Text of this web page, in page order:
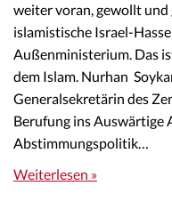
weiter voran, gewollt
islamistische Israel-
Außenministerium. Das
dem Islam. Nurhan
Generalsekretärin des
Berufung ins Auswärtige
Abstimmungspolitik…
Weiterlesen »